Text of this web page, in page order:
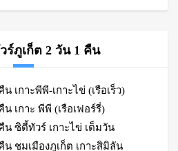
ร์ภูเก็ต 2 วัน 1 คืน
เกาะพีพี-เกาะไข่ (เรือเร็ว)
เกาะ พีพี (เรือเฟอร์รี่)
น ซิตี้ทัวร์ เกาะไข่ เต็มวัน
น ชมเมืองภูเก็ต เกาะสิมิลัน